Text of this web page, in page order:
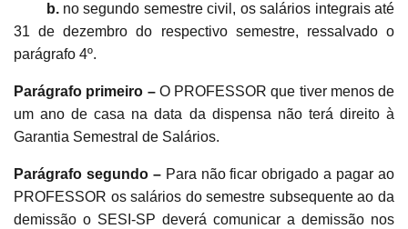
b.no segundo semestre civil, os salários integrais até
31 de dezembro do respectivo semestre, ressalvado o
parágrafo 4º.
Parágrafo primeiro –O PROFESSOR que tiver menos de
um ano de casa na data da dispensa não terá direito à
Garantia Semestral de Salários.
Parágrafo segundo –Para não ficar obrigado a pagar ao
PROFESSOR os salários do semestre subsequente ao da
demissão o SESI-SP deverá comunicar a demissão nos